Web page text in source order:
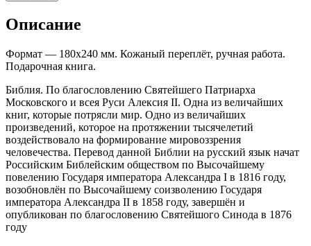
Описание
Формат — 180х240 мм. Кожаный переплёт, ручная работа.
Подарочная книга.
Библия. По благословлению Святейшего Патриарха
Московского и всея Руси Алексия II. Одна из величайших
книг, которые потрясли мир. Одно из величайших
произведений, которое на протяжении тысячелетий
воздействовало на формирование мировоззрения
человечества. Перевод данной Библии на русский язык начат
Российским Библейским обществом по Высочайшему
повелению Государя императора Александра I в 1816 году,
возобновлён по Высочайшему соизволению Государя
императора Александра II в 1858 году, завершён и
опубликован по благословению Святейшого Синода в 1876
году